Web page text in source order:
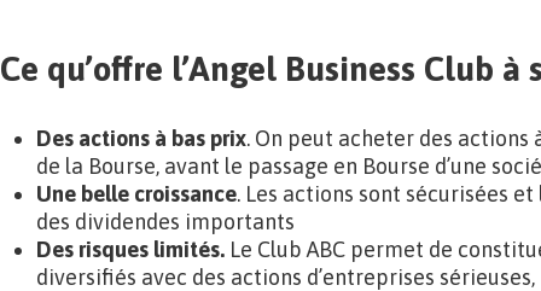
Ce qu’offre l’Angel Business Club à
Des actions à bas prix. On peut acheter des actions
de la Bourse, avant le passage en Bourse d’une
Une belle croissance. Les actions sont sécurisées
des dividendes importants
Des risques limités. Le Club ABC permet de
diversifiés avec des actions d’entreprises